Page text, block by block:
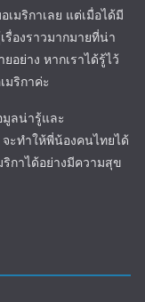
เมริกาเลย แต่เมื่อได้มี
องราวมากมายที่น่า
อย่าง หากเราได้รู้ไว้
มริกาค่ะ
มูลน่ารู้และ
ะทำให้พี่น้องคนไทยได้
กาได้อย่างมีความสุข